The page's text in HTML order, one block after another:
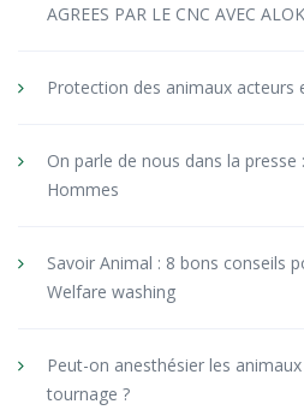
AGREES PAR LE CNC AVEC
Protection des animaux acteurs
On parle de nous dans la
Hommes
Savoir Animal : 8 bons conseils
Welfare washing
Peut-on anesthésier les
tournage ?